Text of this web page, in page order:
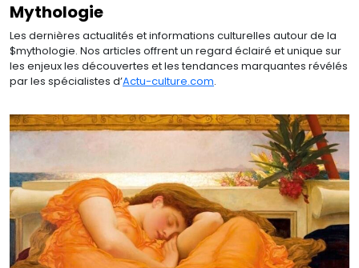
Mythologie
Les dernières actualités et informations culturelles autour de la
$mythologie. Nos articles offrent un regard éclairé et unique sur
les enjeux les découvertes et les tendances marquantes révélés
par les spécialistes d’Actu-culture.com.